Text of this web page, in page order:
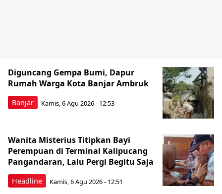
Banjar
Diguncang Gempa Bumi, Dapur
Rumah Warga Kota Banjar Ambruk
Kamis, 6 Agu 2026 - 12:53
Headline
Wanita Misterius Titipkan Bayi
Perempuan di Terminal Kalipucang
Pangandaran, Lalu Pergi Begitu Saja
Kamis, 6 Agu 2026 - 12:51